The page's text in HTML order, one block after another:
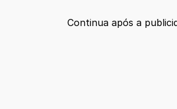
Continua após a